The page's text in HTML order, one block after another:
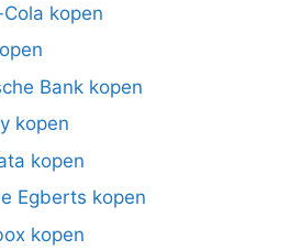
kopen
Bank kopen
kopen
kopen
Egberts kopen
kopen